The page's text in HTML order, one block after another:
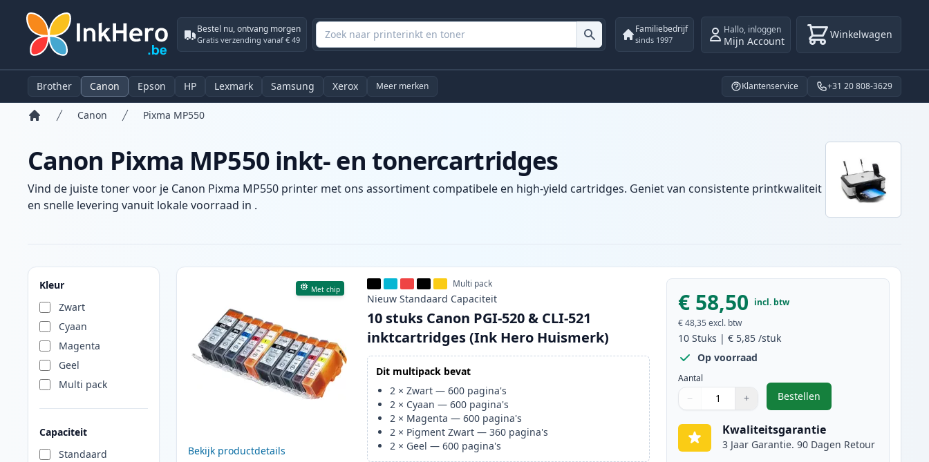
Bestel nu, ontvang morgen
Gratis verzending vanaf € 49
Familiebedrijf
sinds 1997
Hallo, inloggen
Mijn Account Winkelwagen
Brother Canon Epson HP Lexmark Samsung Xerox Meer merken Klantenservice +31 20 808-3629
Canon Pixma MP550
Canon Pixma MP550 inkt- en tonercartridges
Vind de juiste toner voor je Canon Pixma MP550 printer met ons assortiment compatibele en high-yield cartridges. Geniet van consistente printkwaliteit
en snelle levering vanuit lokale voorraad in .
Kleur
Zwart
Cyaan
Magenta
Geel
Multi pack
Capaciteit
Standaard
Producten
Met chip
Bekijk productdetails
Multi pack
Nieuw Standaard Capaciteit
10 stuks Canon PGI-520 & CLI-521
inktcartridges (Ink Hero Huismerk)
Dit multipack bevat
2 ×Zwart —600 pagina's
2 × Cyaan —600 pagina's
2 × Magenta —600 pagina's
2 × Pigment Zwart —360 pagina's
2 × Geel —600 pagina's
€ 58,50 incl. btw
€ 48,35 excl. btw
10 Stuks |€ 5,85 /stuk
Op voorraad
Aantal
Aantal
Gebruik de knoppen om aan te passen
− +
Aantal 1
Bestellen
,10 stuks Canon PGI-520
Kwaliteitsgarantie
3 Jaar Garantie. 90 Dagen Retour